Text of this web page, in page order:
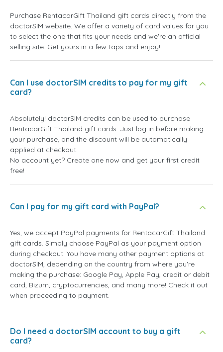
Purchase RentacarGift Thailand gift cards directly from the
doctorSIM website. We offer a variety of card values for you
to select the one that fits your needs and we're an official
selling site. Get yours in a few taps and enjoy!
Can I use doctorSIM credits to pay for my gift
card?
Absolutely! doctorSIM credits can be used to purchase
RentacarGift Thailand gift cards. Just log in before making
your purchase, and the discount will be automatically
applied at checkout.
No account yet? Create one now and get your first credit
free!
Can I pay for my gift card with PayPal?
Yes, we accept PayPal payments for RentacarGift Thailand
gift cards. Simply choose PayPal as your payment option
during checkout. You have many other payment options at
doctorSIM, depending on the country from where you're
making the purchase: Google Pay, Apple Pay, credit or debit
card, Bizum, cryptocurrencies, and many more! Check it out
when proceeding to payment.
Do I need a doctorSIM account to buy a gift
card?